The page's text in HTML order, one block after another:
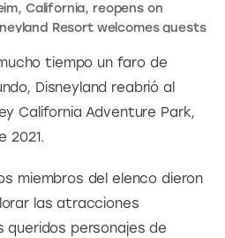
California, reopens on
Resort welcomes guests
Adventure Park and
Hotel & Spa. (Christian
tiempo un faro de
Disneyland reabrió al
California Adventure Park,
2021.
miembros del elenco dieron
las atracciones
personajes de